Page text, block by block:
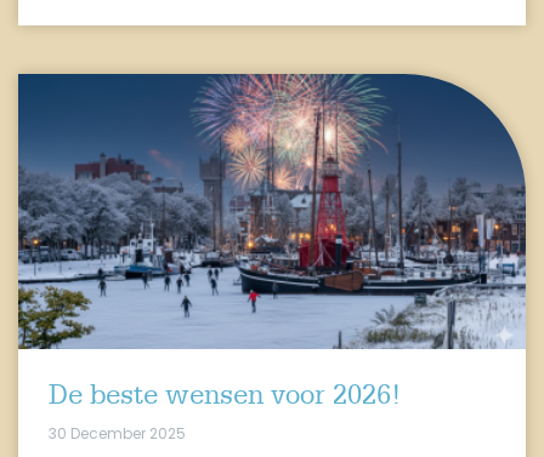
De beste wensen voor 2026!
30 December 2025